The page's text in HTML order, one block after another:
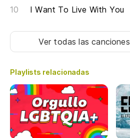
I Want To Live With You
Ver todas las canciones
Playlists relacionadas